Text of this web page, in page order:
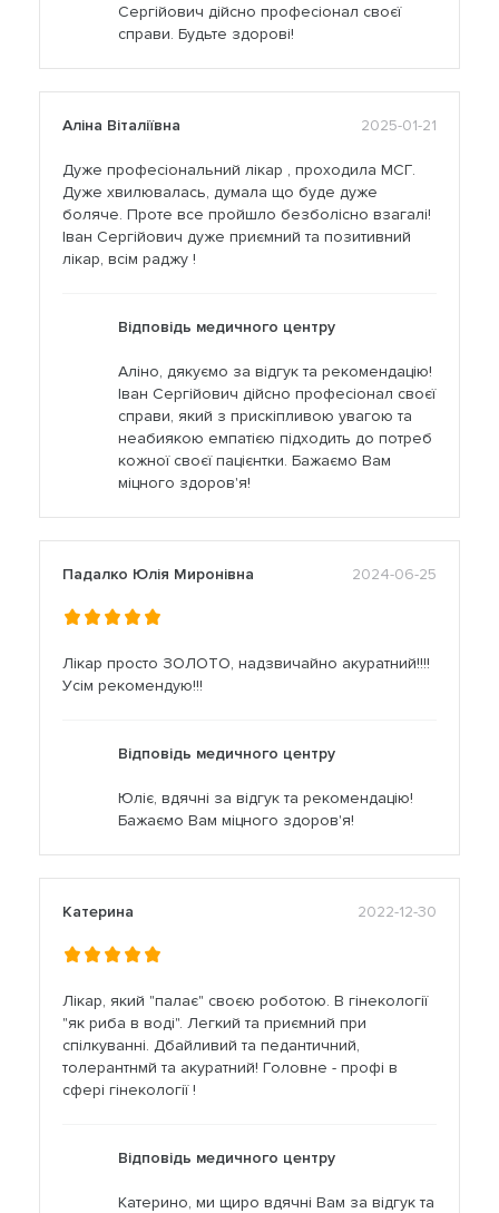
Сергійович дійсно професіонал своєї
справи. Будьте здорові!
Аліна Віталіївна 2025-01-21
Дуже професіональний лікар , проходила МСГ.
Дуже хвилювалась, думала що буде дуже
боляче. Проте все пройшло безболісно взагалі!
Іван Сергійович дуже приємний та позитивний
лікар, всім раджу !
Відповідь медичного центру
Аліно, дякуємо за відгук та рекомендацію!
Іван Сергійович дійсно професіонал своєї
справи, який з прискіпливою увагою та
неабиякою емпатією підходить до потреб
кожної своєї пацієнтки. Бажаємо Вам
міцного здоров'я!
Падалко Юлія Миронівна 2024-06-25
Лікар просто ЗОЛОТО, надзвичайно акуратний!!!!
Усім рекомендую!!!
Відповідь медичного центру
Юліє, вдячні за відгук та рекомендацію!
Бажаємо Вам міцного здоров'я!
Катерина 2022-12-30
Лікар, який "палає" своєю роботою. В гінекології
"як риба в воді". Легкий та приємний при
спілкуванні. Дбайливий та педантичний,
толерантнмй та акуратний! Головне - профі в
сфері гінекології !
Відповідь медичного центру
Катерино, ми щиро вдячні Вам за відгук та